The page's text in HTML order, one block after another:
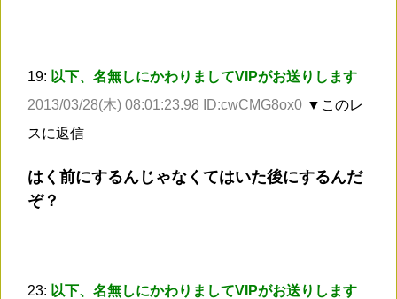
19: 以下、名無しにかわりましてVIPがお送りします
2013/03/28(木) 08:01:23.98 ID:cwCMG8ox0 ▼このレ
スに返信
はく前にするんじゃなくてはいた後にするんだ
ぞ？
23: 以下、名無しにかわりましてVIPがお送りします